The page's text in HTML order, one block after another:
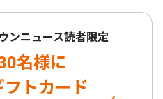
ンニュース読者限定
名様に
トカード